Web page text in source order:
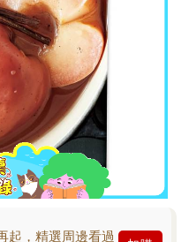
起，精選周邊看過